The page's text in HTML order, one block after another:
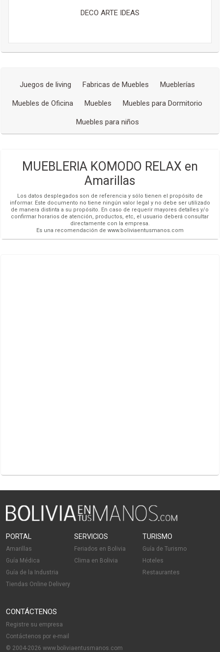
DECO ARTE IDEAS
Juegos de living Fabricas de Muebles Mueblerías
Muebles de Oficina Muebles Muebles para Dormitorio
Muebles para niños
MUEBLERIA KOMODO RELAX en
Amarillas
Los datos desplegados son de referencia y sólo tienen el propósito de
informar. Este documento no tiene ningún valor legal y no debe ser utilizado
de manera distinta a su propósito. En caso de requerir mayores detalles y/o
confirmar horarios de atención, productos, etc, el usuario deberá consultar
directamente con la empresa.
Es una recomendación de www.boliviaentusmanos.com
PORTAL
Amarillas
Guía Médica
Guía de la Industria
Tiendas Online Delivery
SERVICIOS
Feriados en Bolivia
Clima en Bolivia
TURISMO
Guía de Turismo
Hoteles
Restaurantes
CONTÁCTENOS
Registre su empresa
Contáctenos por e-mail
© 2004-2026 www.boliviaentusmanos.com